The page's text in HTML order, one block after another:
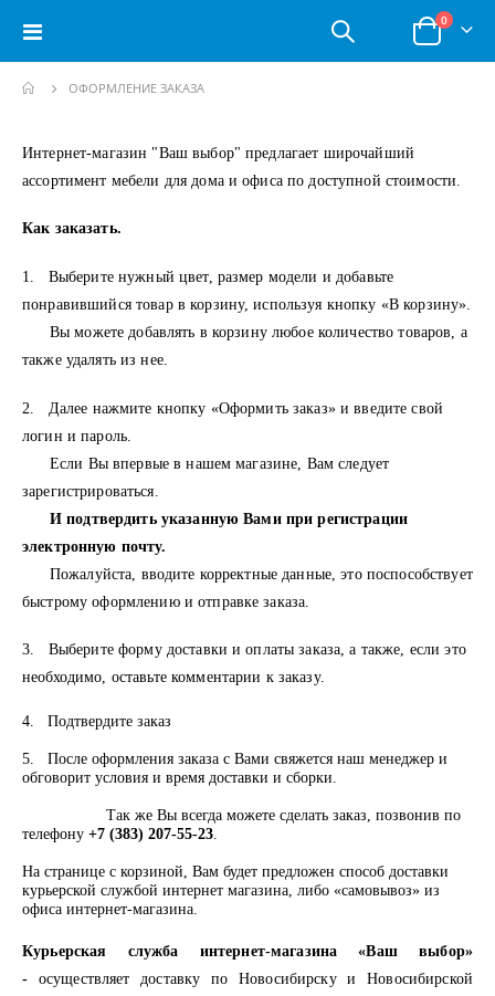
Toggle
Корзина
0позиции
ОФОРМЛЕНИЕ ЗАКАЗА
Интернет-магазин "Ваш выбор" предлагает широчайший
ассортимент мебели для дома и офиса по доступной стоимости.
Как заказать.
1. Выберите нужный цвет, размер модели и добавьте
понравившийся товар в корзину, используя кнопку «В корзину».
Вы можете добавлять в корзину любое количество товаров, а
также удалять из нее.
2. Далее нажмите кнопку «Оформить заказ» и введите свой
логин и пароль.
Если Вы впервые в нашем магазине, Вам следует
зарегистрироваться.
И подтвердить указанную Вами при регистрации
электронную почту.
Пожалуйста, вводите корректные данные, это поспособствует
быстрому оформлению и отправке заказа.
3. Выберите форму доставки и оплаты заказа, а также, если это
необходимо, оставьте комментарии к заказу.
4. Подтвердите заказ
5. После оформления заказа с Вами свяжется наш менеджер и
обговорит условия и время доставки и сборки.
Так же Вы всегда можете сделать заказ, позвонив по
телефону +7 (383) 207-55-23
На странице с корзиной, Вам будет предложен способ доставки
курьерской службой интернет магазина, либо «самовывоз» из
офиса интернет-магазина.
Курьерская служба интернет-магазина «Ваш выбор»
- осуществляет доставку по Новосибирску и Новосибирской